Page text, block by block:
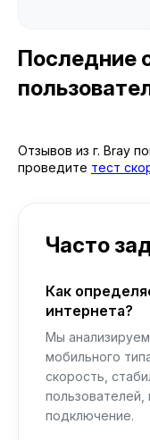
Последние
Отзывов из г. Bray
проведите тест
Часто
Как
интернета?
Мы
мобильного
скорость,
подключение.